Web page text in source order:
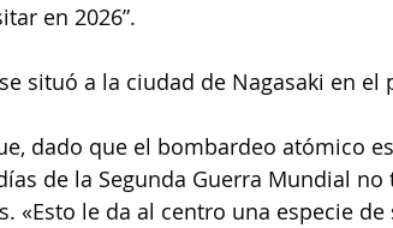
en 2026”.
situó a la ciudad de Nagasaki en el
dado que el bombardeo atómico
de la Segunda Guerra Mundial no
«Esto le da al centro una especie